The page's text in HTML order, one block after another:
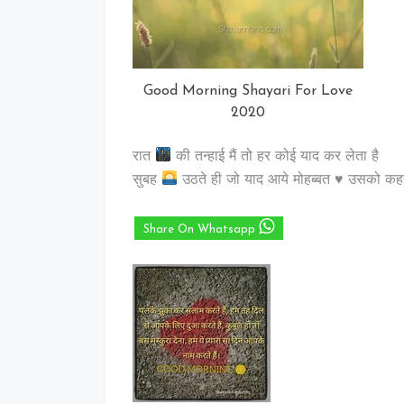
Good Morning Shayari For Love
2020
रात
की तन्हाई मैं तो हर कोई याद कर लेता है
सुबह
उठते ही जो याद आये मोहब्बत ♥️ उसको
Share On Whatsapp